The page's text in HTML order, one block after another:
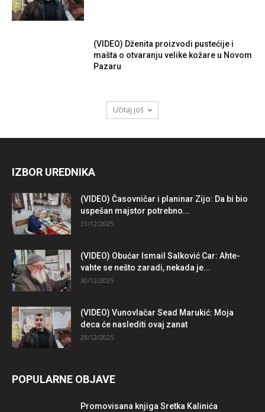
(VIDEO) Dženita proizvodi pustećije i
mašta o otvaranju velike kožare u Novom
Pazaru
Učitaj još
IZBOR UREDNIKA
(VIDEO) Časovničar i planinar Zijo: Da bi bio
uspešan majstor potrebno...
31/12/2025
(VIDEO) Obućar Ismail Salković Car: Ahte-
vahte se nešto zaradi, nekada je...
30/12/2025
(VIDEO) Vunovlačar Sead Marukić: Moja
deca će naslediti ovaj zanat
29/12/2025
POPULARNE OBJAVE
Promovisana knjiga Sretka Kalinića